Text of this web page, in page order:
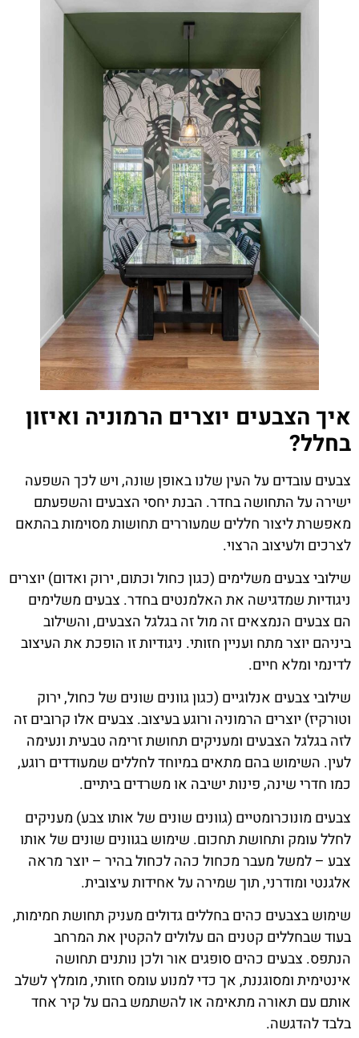
איך הצבעים יוצרים הרמוניה ואיזון
בחלל?
צבעים עובדים על העין שלנו באופן שונה, ויש לכך השפעה
ישירה על התחושה בחדר. הבנת יחסי הצבעים והשפעתם
מאפשרת ליצור חללים שמעוררים תחושות מסוימות בהתאם
לצרכים ולעיצוב הרצוי.
שילובי צבעים משלימים (כגון כחול וכתום, ירוק ואדום) יוצרים
ניגודיות שמדגישה את האלמנטים בחדר. צבעים משלימים
הם צבעים הנמצאים זה מול זה בגלגל הצבעים, והשילוב
ביניהם יוצר מתח ועניין חזותי. ניגודיות זו הופכת את העיצוב
לדינמי ומלא חיים.
שילובי צבעים אנלוגיים (כגון גוונים שונים של כחול, ירוק
וטורקיז) יוצרים הרמוניה ורוגע בעיצוב. צבעים אלו קרובים זה
לזה בגלגל הצבעים ומעניקים תחושת זרימה טבעית ונעימה
לעין. השימוש בהם מתאים במיוחד לחללים שמעודדים רוגע,
כמו חדרי שינה, פינות ישיבה או משרדים ביתיים.
צבעים מונוכרומטיים (גוונים שונים של אותו צבע) מעניקים
לחלל עומק ותחושת תחכום. שימוש בגוונים שונים של אותו
צבע – למשל מעבר מכחול כהה לכחול בהיר – יוצר מראה
אלגנטי ומודרני, תוך שמירה על אחידות עיצובית.
שימוש בצבעים כהים בחללים גדולים מעניק תחושת חמימות,
בעוד שבחללים קטנים הם עלולים להקטין את המרחב
הנתפס. צבעים כהים סופגים אור ולכן נותנים תחושה
אינטימית ומסוגננת, אך כדי למנוע עומס חזותי, מומלץ לשלב
אותם עם תאורה מתאימה או להשתמש בהם על קיר אחד
בלבד להדגשה.